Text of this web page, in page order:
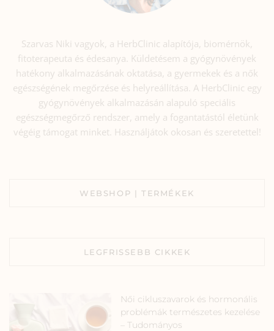
Szarvas Niki vagyok, a HerbClinic alapítója, biomérnök,
fitoterapeuta és édesanya. Küldetésem a gyógynövények
hatékony alkalmazásának oktatása, a gyermekek és a nők
egészségének megőrzése és helyreállítása. A HerbClinic egy
gyógynövények alkalmazásán alapuló speciális
egészségmegőrző rendszer, amely a fogantatástól életünk
végéig támogat minket. Használjátok okosan és szeretettel!
WEBSHOP | TERMÉKEK
LEGFRISSEBB CIKKEK
Női cikluszavarok és hormonális
problémák természetes kezelése
– Tudományos